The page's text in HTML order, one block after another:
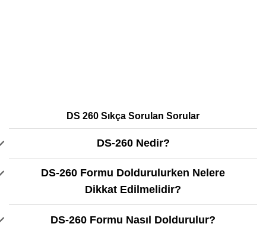
DS 260 Sıkça Sorulan Sorular
DS-260 Nedir?
DS-260 Formu Doldurulurken Nelere
Dikkat Edilmelidir?
DS-260 Formu Nasıl Doldurulur?